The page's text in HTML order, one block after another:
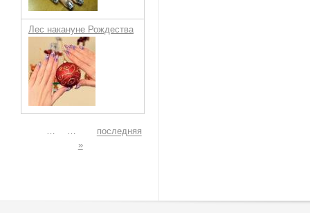
Лес накануне Рождества
Страницы
… …
последняя
»